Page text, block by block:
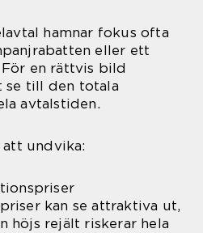
hamnar fokus ofta
eller ett
en rättvis bild
se till den totala
avtalstiden.
undvika:
kan se attraktiva ut,
höjs rejält riskerar hela